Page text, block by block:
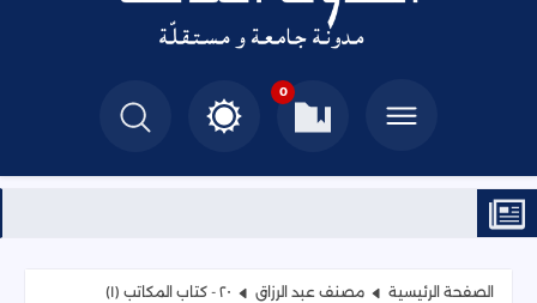
0
الصفحة الرئيسية مصنف عبد الرزاق ٢٠ - كتاب المكاتب (١)